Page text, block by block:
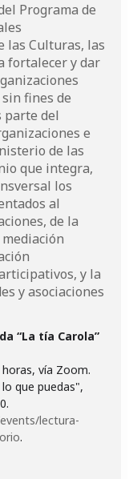
Programa de
las Culturas, las
fortalecer y dar
fines de
parte del
e
de las
que integra,
los
al
de la
y la
y asociaciones
“La tía Carola”
vía Zoom.
que puedas",
lectura-
.